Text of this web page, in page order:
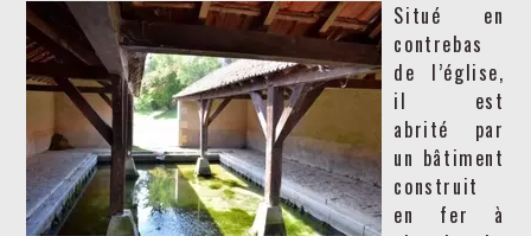
Situé en
contrebas
de l’église,
il est
abrité par
un bâtiment
construit
en fer à